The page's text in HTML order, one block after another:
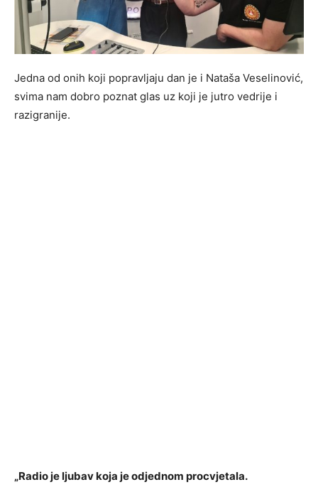
Jedna od onih koji popravljaju dan je i Nataša Veselinović,
svima nam dobro poznat glas uz koji je jutro vedrije i
razigranije.
„Radio je ljubav koja je odjednom procvjetala.